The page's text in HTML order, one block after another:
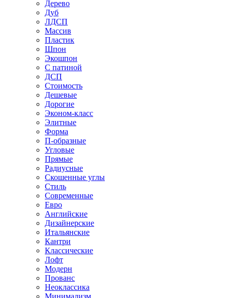
Дерево
Дуб
ЛДСП
Массив
Пластик
Шпон
Экошпон
С патиной
ДСП
Стоимость
Дешевые
Дорогие
Эконом-класс
Элитные
Форма
П-образные
Угловые
Прямые
Радиусные
Скошенные углы
Стиль
Современные
Евро
Английские
Дизайнерские
Итальянские
Кантри
Классические
Лофт
Модерн
Прованс
Неоклассика
Минимализм